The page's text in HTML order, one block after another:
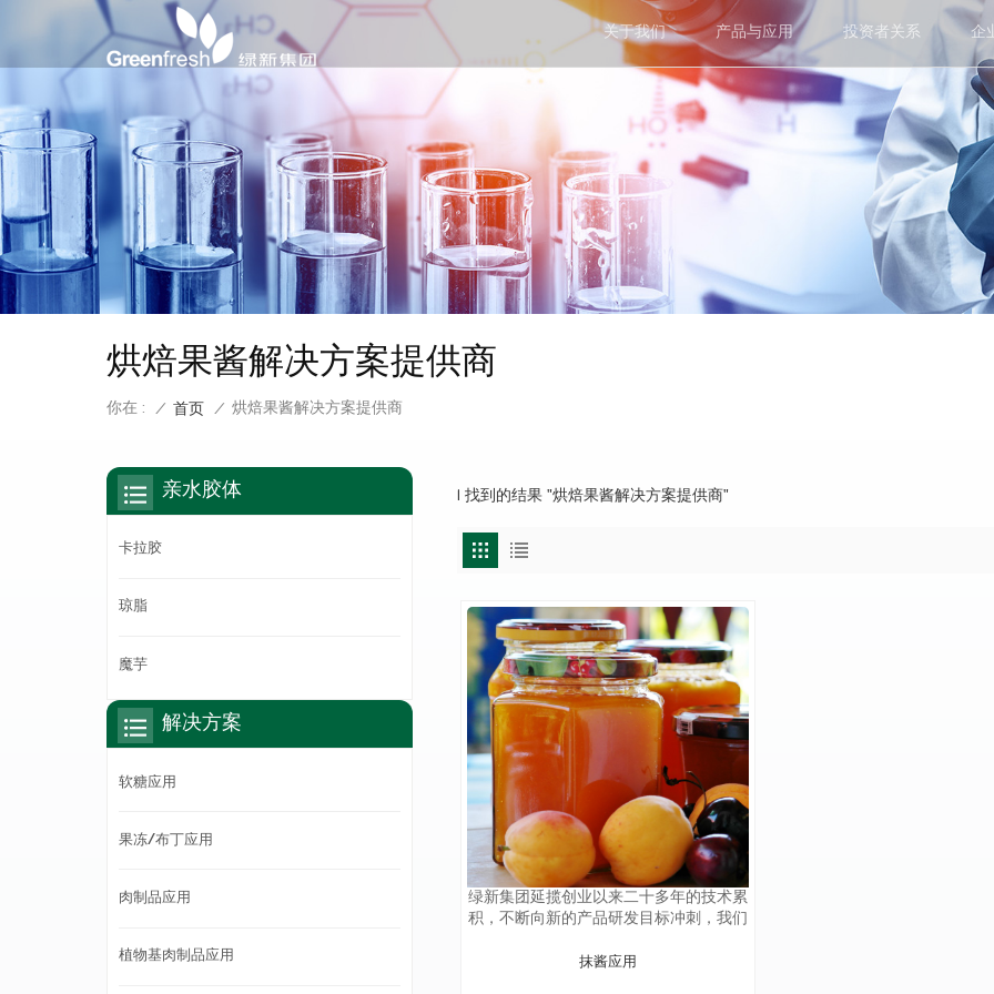
关于我们 产品与应用 投资者关系 企
烘焙果酱解决方案提供商
你在 : / 首页 / 烘焙果酱解决方案提供商
1 找到的结果 "烘焙果酱解决方案提供商"
绿新集团延揽创业以来二十多年的技术累
积，不断向新的产品研发目标冲刺，我们
场技术支持，从产品开发、生产到终端产
抹酱应用
亲水胶体
卡拉胶
琼脂
魔芋
解决方案
软糖应用
果冻/布丁应用
肉制品应用
植物基肉制品应用